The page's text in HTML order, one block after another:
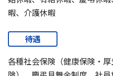
暇、介護休暇
待遇
各種社会保険（健康保険・